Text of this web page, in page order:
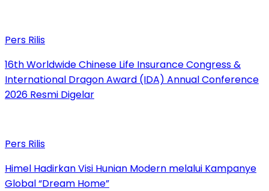
Pers Rilis
16th Worldwide Chinese Life Insurance Congress &
International Dragon Award (IDA) Annual Conference
2026 Resmi Digelar
Pers Rilis
Himel Hadirkan Visi Hunian Modern melalui Kampanye
Global “Dream Home”